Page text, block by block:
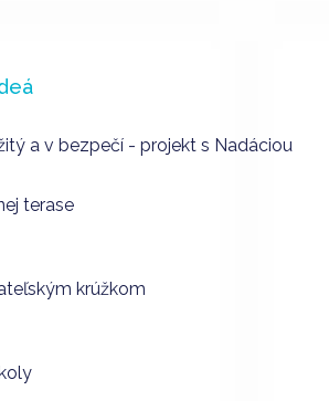
a v bezpečí - projekt s Nadáciou
terase
krúžkom